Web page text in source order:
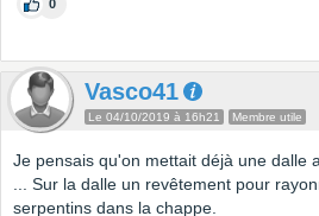
0
Vasco41
Le 04/10/2019 à 16h21 Membre utile
Je pensais qu'on mettait déjà une dalle
... Sur la dalle un revêtement pour
serpentins dans la chappe.